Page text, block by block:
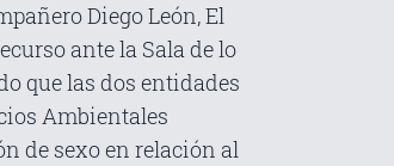
Diego León, El
ante la Sala de lo
que las dos entidades
Ambientales
de sexo en relación al